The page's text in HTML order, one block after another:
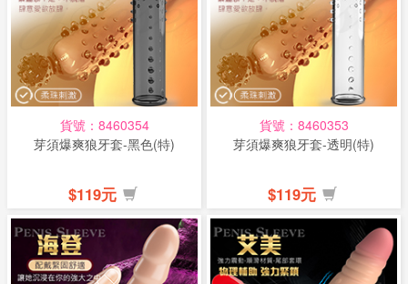
貨號：8460354
芽須爆爽狼牙套-黑色(特)
$119元
貨號：8460353
芽須爆爽狼牙套-透明(特)
$119元